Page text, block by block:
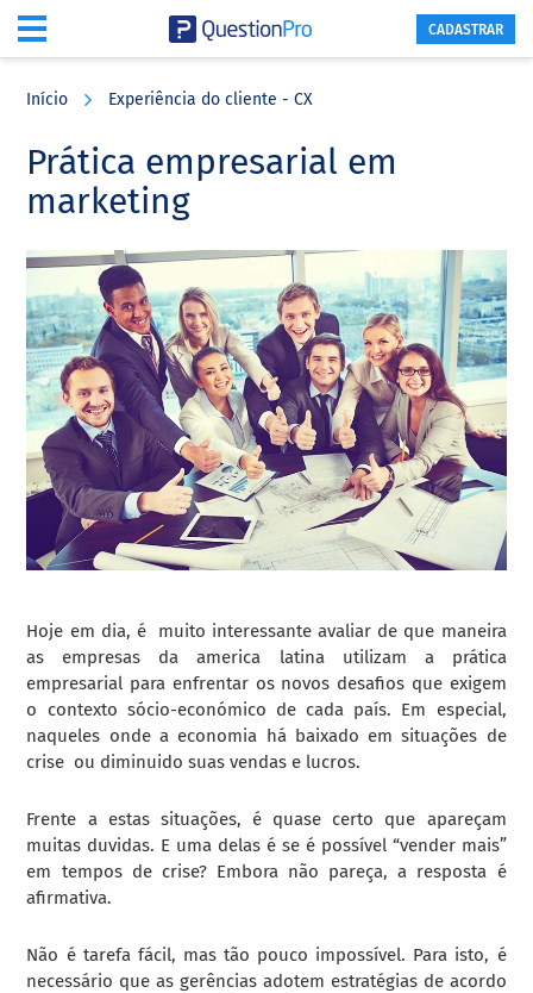
content
sidebar
CADASTRAR
Início Experiência do cliente - CX
Prática empresarial em
marketing
Hoje em dia, é muito interessante avaliar de que maneira
as empresas da america latina utilizam a prática
empresarial para enfrentar os novos desafios que exigem
o contexto sócio-económico de cada país. Em especial,
naqueles onde a economia há baixado em situações de
crise ou diminuido suas vendas e lucros.
Frente a estas situações, é quase certo que apareçam
muitas duvidas. E uma delas é se é possível “vender mais”
em tempos de crise? Embora não pareça, a resposta é
afirmativa.
Não é tarefa fácil, mas tão pouco impossível. Para isto, é
necessário que as gerências adotem estratégias de acordo